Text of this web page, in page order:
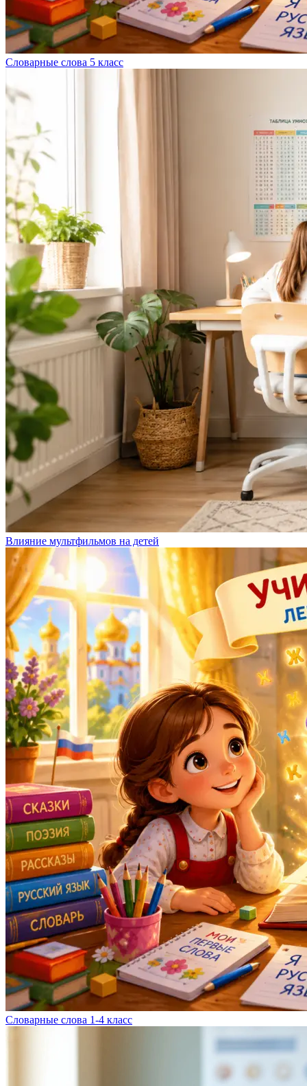
Словарные слова 5 класс
Влияние мультфильмов на детей
Словарные слова 1-4 класс